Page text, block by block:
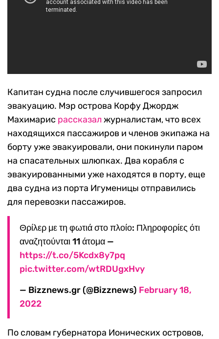
Капитан судна после случившегося запросил
эвакуацию. Мэр острова Корфу Джордж
Махимарис рассказал журналистам, что всех
находящихся пассажиров и членов экипажа на
борту уже эвакуировали, они покинули паром
на спасательных шлюпках. Два корабля с
эвакуированными уже находятся в порту, еще
два судна из порта Игуменицы отправились
для перевозки пассажиров.
Θρίλερ με τη φωτιά στο πλοίο: Πληροφορίες ότι
αναζητούνται 11 άτομα —
https://t.co/5Kcdx8y7pq
pic.twitter.com/wtRDUgxHvy
— Bizznews.gr (@Bizznews) February 18,
2022
По словам губернатора Ионических островов,